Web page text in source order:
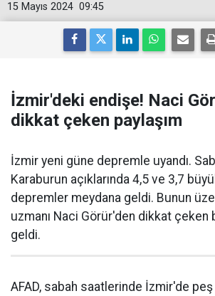
09:45
15 Mayıs 2024
İzmir'deki endişe! Naci
dikkat çeken paylaşım
İzmir yeni güne depremle uyandı.
Karaburun açıklarında 4,5 ve 3,7
depremler meydana geldi. Bunun
uzmanı Naci Görür'den dikkat çeken
geldi.
AFAD, sabah saatlerinde İzmir'de